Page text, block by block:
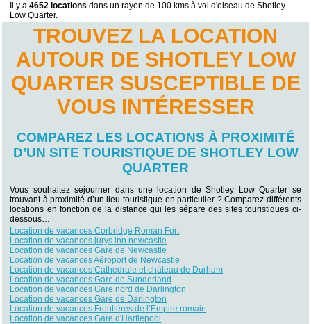
Il y a4652 locations dans un rayon de 100 kms à vol d'oiseau de Shotley
Low Quarter.
TROUVEZ LA LOCATION
AUTOUR DE SHOTLEY LOW
QUARTER SUSCEPTIBLE DE
VOUS INTÉRESSER
COMPAREZ LES LOCATIONS À PROXIMITÉ
D’UN SITE TOURISTIQUE DE SHOTLEY LOW
QUARTER
Vous souhaitez séjourner dans une location de Shotley Low Quarter se
trouvant à proximité d’un lieu touristique en particulier ? Comparez différents
locations en fonction de la distance qui les sépare des sites touristiques ci-
dessous…
Location de vacances Corbridge Roman Fort
Location de vacances jurys inn newcastle
Location de vacances Gare de Newcastle
Location de vacances Aéroport de Newcastle
Location de vacances Cathédrale et château de Durham
Location de vacances Gare de Sunderland
Location de vacances Gare nord de Darlington
Location de vacances Gare de Darlington
Location de vacances Frontières de l’Empire romain
Location de vacances Gare d'Hartlepool